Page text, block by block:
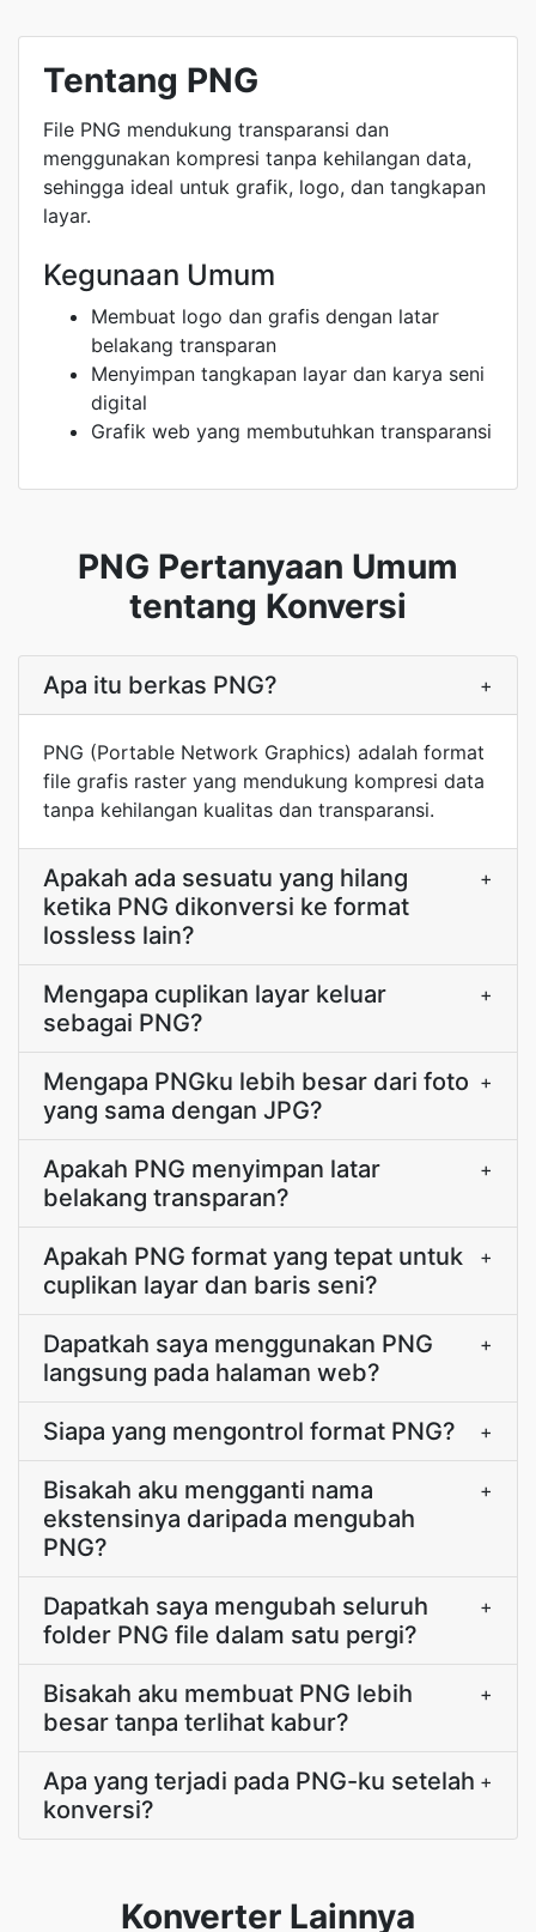
Tentang PNG
File PNG mendukung transparansi dan
menggunakan kompresi tanpa kehilangan data,
sehingga ideal untuk grafik, logo, dan tangkapan
layar.
Kegunaan Umum
Membuat logo dan grafis dengan latar
belakang transparan
Menyimpan tangkapan layar dan karya seni
digital
Grafik web yang membutuhkan transparansi
PNG Pertanyaan Umum
tentang Konversi
Apa itu berkas PNG? +
PNG (Portable Network Graphics) adalah format
file grafis raster yang mendukung kompresi data
tanpa kehilangan kualitas dan transparansi.
Apakah ada sesuatu yang hilang
ketika PNG dikonversi ke format
lossless lain?
+
Mengapa cuplikan layar keluar
sebagai PNG?
+
Mengapa PNGku lebih besar dari foto
yang sama dengan JPG?
+
Apakah PNG menyimpan latar
belakang transparan?
+
Apakah PNG format yang tepat untuk
cuplikan layar dan baris seni?
+
Dapatkah saya menggunakan PNG
langsung pada halaman web?
+
Siapa yang mengontrol format PNG? +
Bisakah aku mengganti nama
ekstensinya daripada mengubah
PNG?
+
Dapatkah saya mengubah seluruh
folder PNG file dalam satu pergi?
+
Bisakah aku membuat PNG lebih
besar tanpa terlihat kabur?
+
Apa yang terjadi pada PNG-ku setelah
konversi?
+
Konverter Lainnya